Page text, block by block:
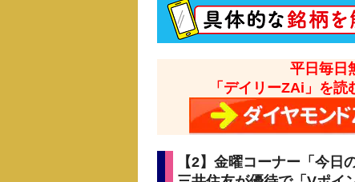
平日毎日
「デイリーZAi」を
【2】金曜コーナー「今日